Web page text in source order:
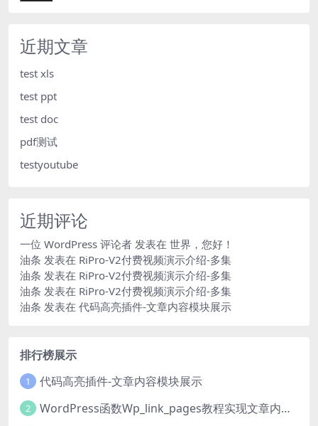
近期文章
test xls
test ppt
test doc
pdf测试
testyoutube
近期评论
一位 WordPress 评论者 发表在 世界，您好！
油条 发表在 RiPro-V2付费视频演示介绍-多集
油条 发表在 RiPro-V2付费视频演示介绍-多集
油条 发表在 RiPro-V2付费视频演示介绍-多集
油条 发表在 代码高亮插件-文章内容模块展示
排行榜展示
1 代码高亮插件-文章内容模块展示
2 WordPress函数Wp_link_pages教程实现文章内容分页